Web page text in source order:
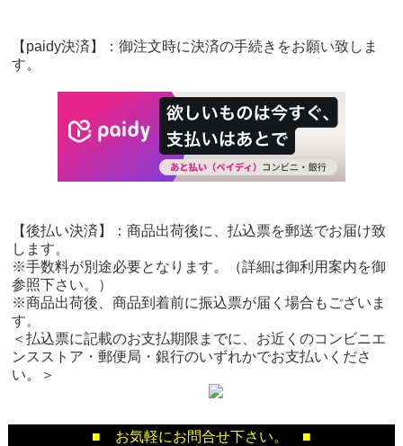
【paidy決済】：御注文時に決済の手続きをお願い致しま
す。
【後払い決済】：商品出荷後に、払込票を郵送でお届け致
します。
※手数料が別途必要となります。（詳細は御利用案内を御
参照下さい。）
※商品出荷後、商品到着前に振込票が届く場合もございま
す。
＜払込票に記載のお支払期限までに、お近くのコンビニエ
ンスストア・郵便局・銀行のいずれかでお支払いくださ
い。＞
■ お気軽にお問合せ下さい。 ■